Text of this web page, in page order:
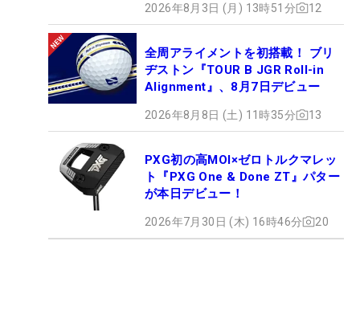
2026年8月3日 (月) 13時51分 12
全周アライメントを初搭載！ ブリ
ヂストン『TOUR B JGR Roll-in
Alignment』、8月7日デビュー
2026年8月8日 (土) 11時35分 13
PXG初の高MOI×ゼロトルクマレッ
ト『PXG One & Done ZT』パター
が本日デビュー！
2026年7月30日 (木) 16時46分 20